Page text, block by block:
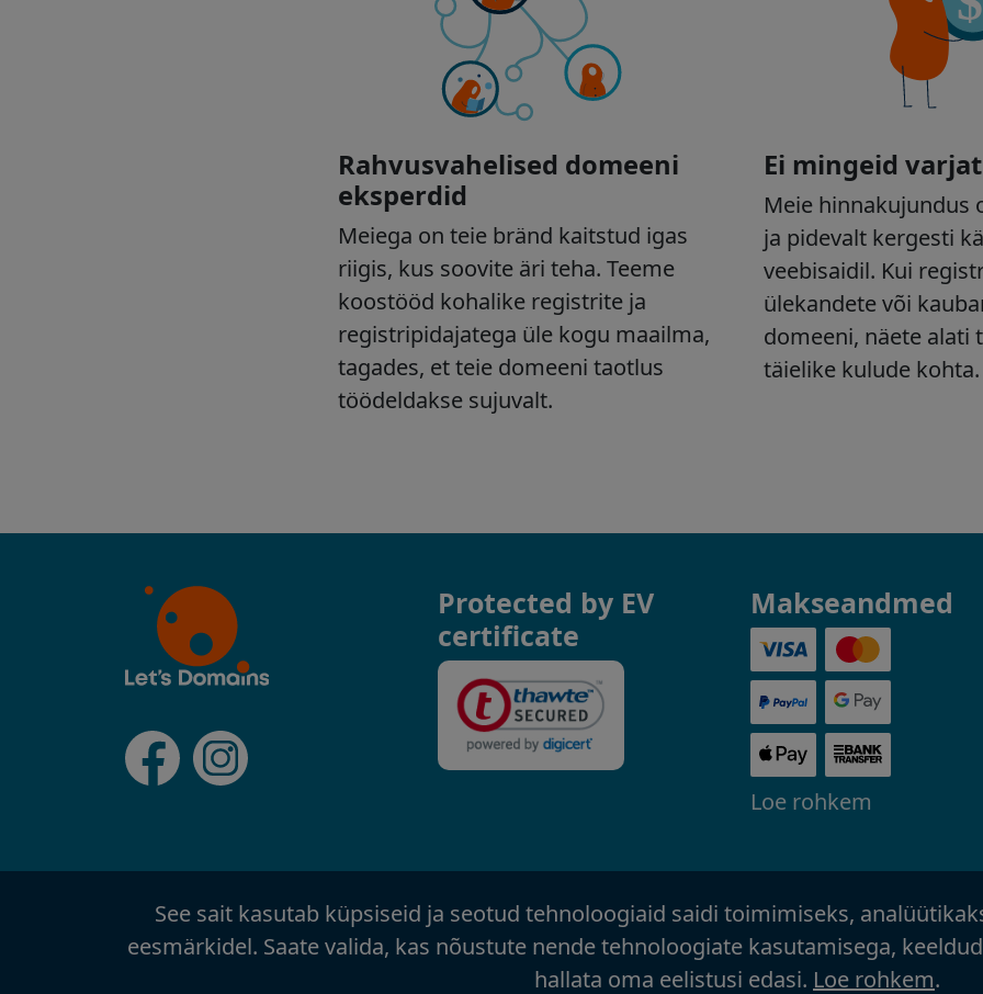
Protected by EV
certificate
Makseandmed
Loe rohkem
See sait kasutab küpsiseid ja seotud tehnoloogiaid saidi toimimiseks,
eesmärkidel. Saate valida, kas nõustute nende tehnoloogiate kasutamisega,
hallata oma eelistusi edasi. Loe rohkem.